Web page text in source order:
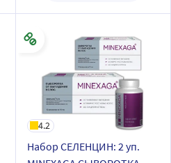
4.2
Набор СЕЛЕНЦИН: 2 уп.